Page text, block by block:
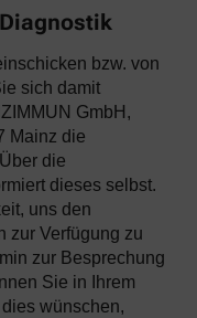
bzw. von
sich damit
GmbH,
Mainz die
die
dieses selbst.
uns den
zur Verfügung zu
zur Besprechung
Sie in Ihrem
wünschen,